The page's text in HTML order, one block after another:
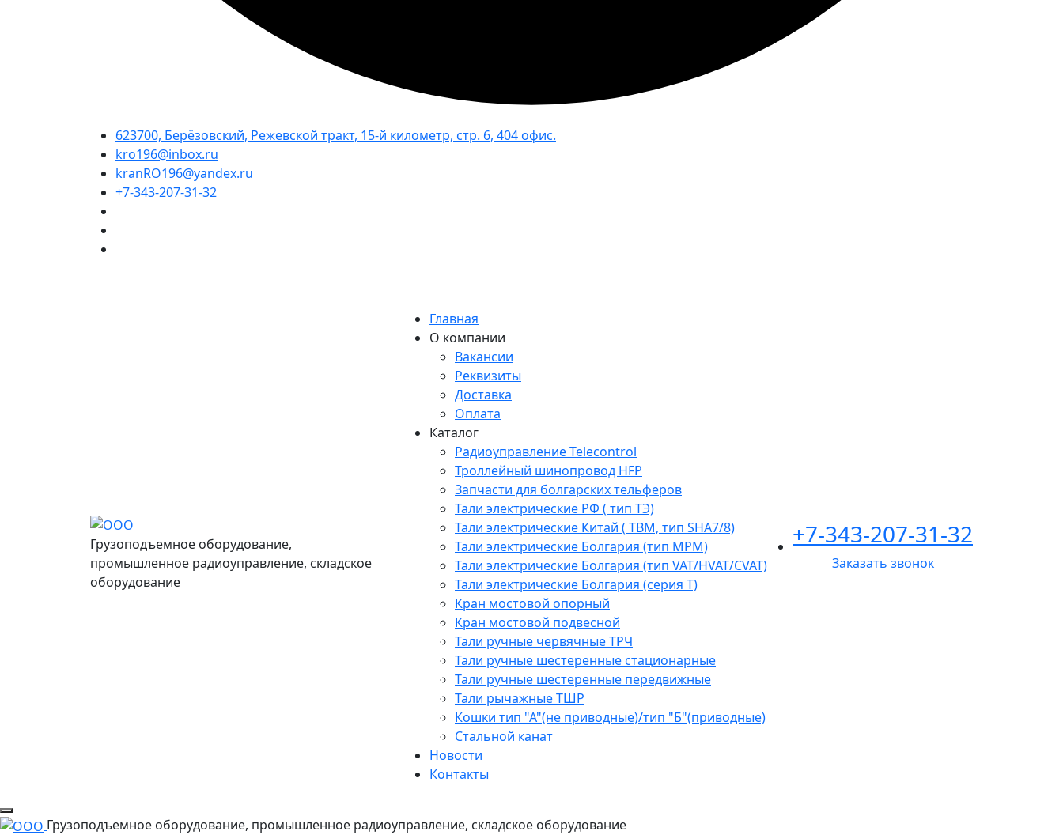
623700, Берёзовский, Режевской тракт, 15-й километр, стр. 6, 404 офис.
kro196@inbox.ru
kranRO196@yandex.ru
+7-343-207-31-32
Грузоподъемное оборудование,
промышленное радиоуправление, складское
оборудование
Главная
О компании
Вакансии
Реквизиты
Доставка
Оплата
Каталог
Радиоуправление Telecontrol
Троллейный шинопровод HFP
Запчасти для болгарских тельферов
Тали электрические РФ ( тип ТЭ)
Тали электрические Китай ( TBM, тип SHA7/8)
Тали электрические Болгария (тип МРМ)
Тали электрические Болгария (тип VAT/HVAT/CVAT)
Тали электрические Болгария (серия Т)
Кран мостовой опорный
Кран мостовой подвесной
Тали ручные червячные ТРЧ
Тали ручные шестеренные стационарные
Тали ручные шестеренные передвижные
Тали рычажные ТШР
Кошки тип "А"(не приводные)/тип "Б"(приводные)
Стальной канат
Новости
Контакты
+7-343-207-31-32
Заказать звонок
Грузоподъемное оборудование, промышленное радиоуправление, складское оборудование